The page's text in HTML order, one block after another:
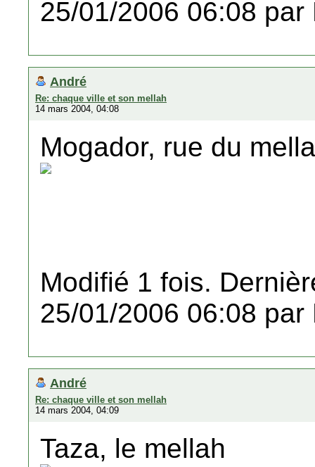
25/01/2006 06:08 par
André
Re: chaque ville et son mellah
14 mars 2004, 04:08
Mogador, rue du
Modifié 1 fois.
25/01/2006 06:08 par
André
Re: chaque ville et son mellah
14 mars 2004, 04:09
Taza, le mellah